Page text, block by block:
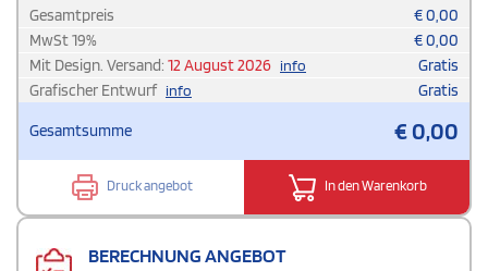
Gesamtpreis
€0,00
MwSt19% €0,00
Mit Design. Versand: 12 August 2026 info
Gratis
Grafischer Entwurf info Gratis
Gesamtsumme €0,00
Druck angebot In den Warenkorb
BERECHNUNG ANGEBOT